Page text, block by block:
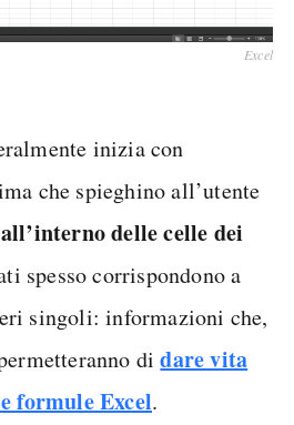
Excel
inizia con
che spieghino all’utente
delle celle dei
spesso corrispondono a
singoli: informazioni che,
didare vita
formule Excel.